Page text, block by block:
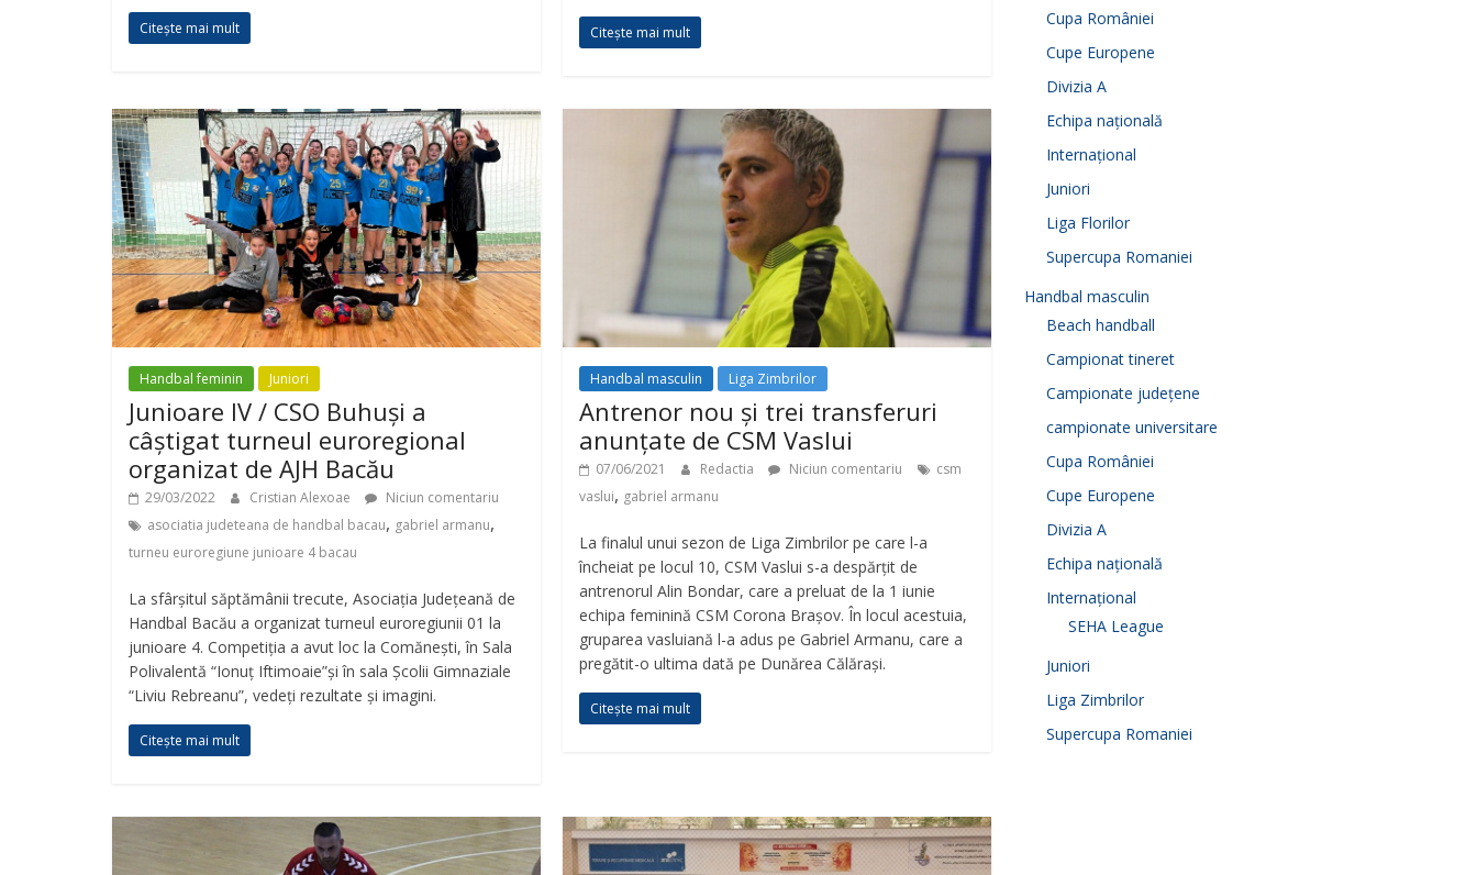
Citește mai mult Citește mai mult
Handbal feminin Juniori
Junioare IV / CSO Buhuși a
câștigat turneul euroregional
organizat de AJH Bacău
29/03/2022 Cristian Alexoae
Niciun comentariu
asociatia judeteana de handbal bacau, gabriel armanu,
turneu euroregiune junioare 4 bacau
La sfârșitul săptămânii trecute, Asociația Județeană de
Handbal Bacău a organizat turneul euroregiunii 01 la
junioare 4. Competiția a avut loc la Comănești, în Sala
Polivalentă “Ionuț Iftimoaie”și în sala Școlii Gimnaziale
“Liviu Rebreanu”, vedeți rezultate și imagini.
Citește mai mult
Handbal masculin Liga Zimbrilor
Antrenor nou și trei transferuri
anunțate de CSM Vaslui
07/06/2021 Redactia Niciun comentariu
csm
vaslui, gabriel armanu
La finalul unui sezon de Liga Zimbrilor pe care l-a
încheiat pe locul 10, CSM Vaslui s-a despărțit de
antrenorul Alin Bondar, care a preluat de la 1 iunie
echipa feminină CSM Corona Brașov. În locul acestuia,
gruparea vasluiană l-a adus pe Gabriel Armanu, care a
pregătit-o ultima dată pe Dunărea Călărași.
Citește mai mult
Cupa României
Cupe Europene
Divizia A
Echipa națională
Internațional
Juniori
Liga Florilor
Supercupa Romaniei
Handbal masculin
Beach handball
Campionat tineret
Campionate județene
campionate universitare
Cupa României
Cupe Europene
Divizia A
Echipa națională
Internațional
SEHA League
Juniori
Liga Zimbrilor
Supercupa Romaniei